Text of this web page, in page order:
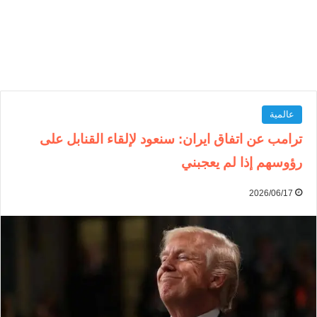
عالمية
ترامب عن اتفاق ايران: سنعود لإلقاء القنابل على
رؤوسهم إذا لم يعجبني
2026/06/17